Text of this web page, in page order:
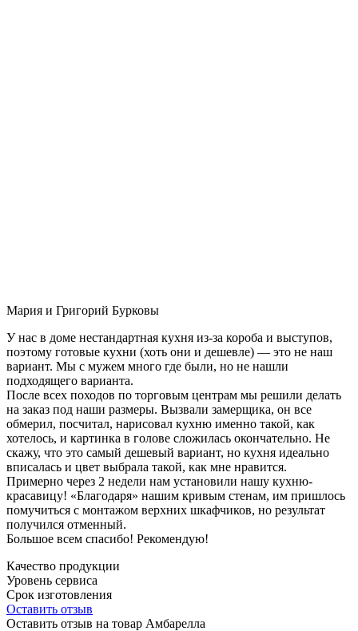
Мария и Григорий Бурковы
У нас в доме нестандартная кухня из-за короба и выступов,
поэтому готовые кухни (хоть они и дешевле) — это не наш
вариант. Мы с мужем много где были, но не нашли
подходящего варианта.
После всех походов по торговым центрам мы решили делать
на заказ под наши размеры. Вызвали замерщика, он все
обмерил, посчитал, нарисовал кухню именно такой, как
хотелось, и картинка в голове сложилась окончательно. Не
скажу, что это самый дешевый вариант, но кухня идеально
вписалась и цвет выбрала такой, как мне нравится.
Примерно через 2 недели нам установили нашу кухню-
красавицу! «Благодаря» нашим кривым стенам, им пришлось
помучиться с монтажом верхних шкафчиков, но результат
получился отменный.
Большое всем спасибо! Рекомендую!
Качество продукции
Уровень сервиса
Срок изготовления
Оставить отзыв
Оставить отзыв на товар Амбарелла